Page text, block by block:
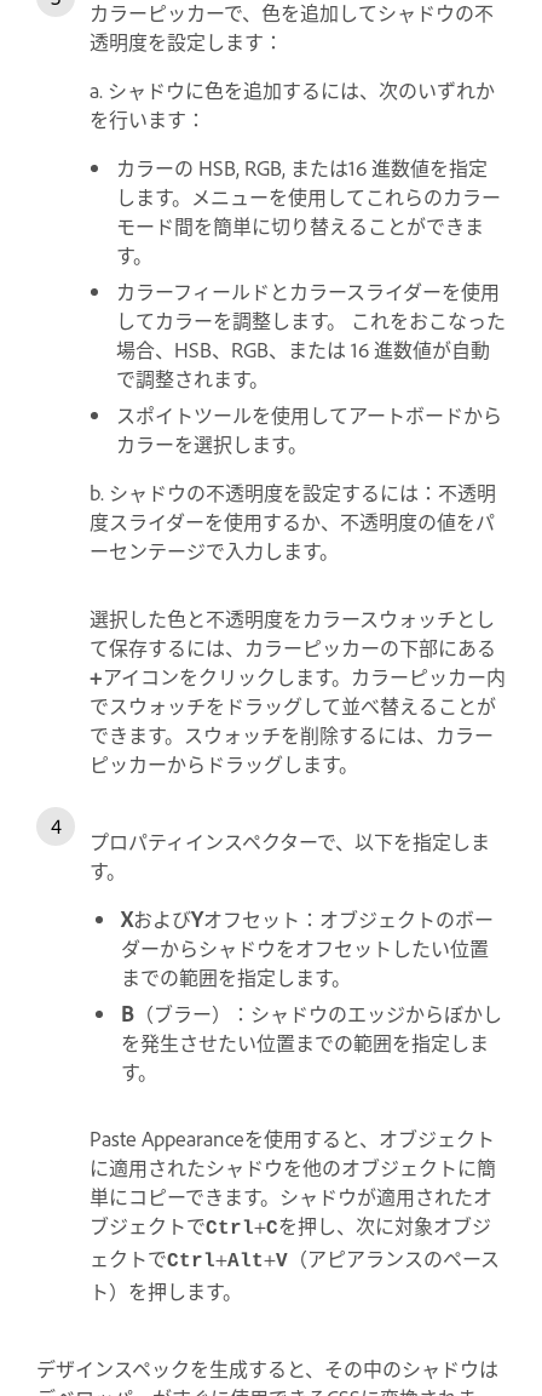
カラーピッカーで、色を追加してシャドウの不
透明度を設定します：
a. シャドウに色を追加するには、次のいずれか
を行います：
カラーの HSB, RGB, または16 進数値を指定
します。メニューを使用してこれらのカラー
モード間を簡単に切り替えることができま
す。
カラーフィールドとカラースライダーを使用
してカラーを調整します。 これをおこなった
場合、HSB、RGB、または 16 進数値が自動
で調整されます。
スポイトツールを使用してアートボードから
カラーを選択します。
b. シャドウの不透明度を設定するには：不透明
度スライダーを使用するか、不透明度の値をパ
ーセンテージで入力します。
選択した色と不透明度をカラースウォッチとし
て保存するには、カラーピッカーの下部にある
+アイコンをクリックします。カラーピッカー内
でスウォッチをドラッグして並べ替えることが
できます。スウォッチを削除するには、カラー
ピッカーからドラッグします。
プロパティインスペクターで、以下を指定しま
す。
XおよびYオフセット：オブジェクトのボー
ダーからシャドウをオフセットしたい位置
までの範囲を指定します。
B （ブラー）：シャドウのエッジからぼかし
を発生させたい位置までの範囲を指定しま
す。
Paste Appearanceを使用すると、オブジェクト
に適用されたシャドウを他のオブジェクトに簡
単にコピーできます。シャドウが適用されたオ
ブジェクトでCtrl+Cを押し、次に対象オブジ
ェクトでCtrl+Alt+V
（アピアランスのペース
ト）を押します。
デザインスペックを生成すると、その中のシャドウは